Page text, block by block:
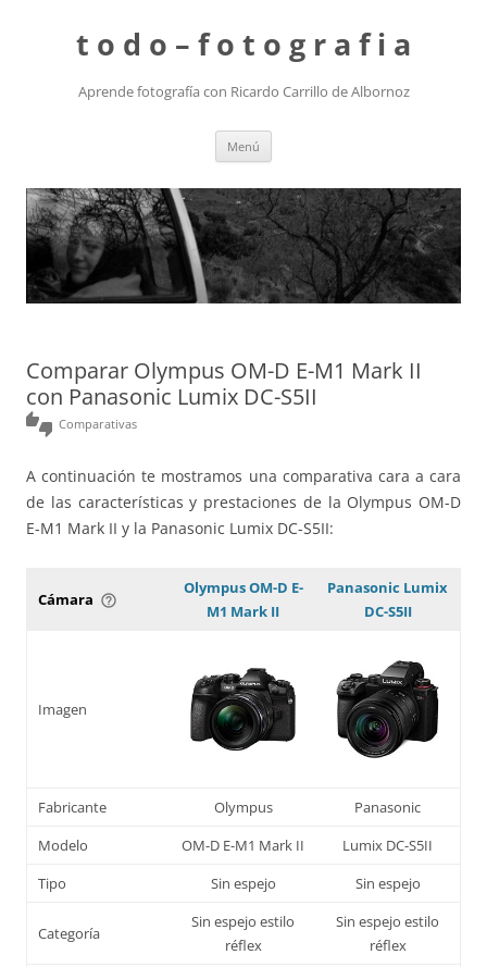
t o d o – f o t o g r a f i a
Aprende fotografía con Ricardo Carrillo de Albornoz
Menú
Comparar Olympus OM-D E-M1 Mark II
con Panasonic Lumix DC-S5II
thumbs_up_down Comparativas
A continuación te mostramos una comparativa cara a cara
de las características y prestaciones de la Olympus OM-D
E-M1 Mark II y la Panasonic Lumix DC-S5II:
Cámara help_outline
Olympus OM-D E-
M1 Mark II
Panasonic Lumix
DC-S5II
Imagen
Fabricante Olympus
Panasonic
Modelo
OM-D E-M1 Mark II
Lumix DC-S5II
Tipo
Sin espejo Sin espejo
Categoría
Sin espejo estilo
réflex
Sin espejo estilo
réflex